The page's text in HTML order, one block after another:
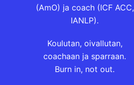
(AmO) ja coach (ICF ACC,
IANLP).
Koulutan, oivallutan,
coachaan ja sparraan.
Burn in, not out.